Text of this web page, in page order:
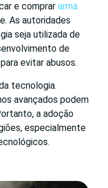
e comprar arma
As autoridades
seja utilizada de
de
evitar abusos.
tecnologia.
avançados podem
a adoção
especialmente